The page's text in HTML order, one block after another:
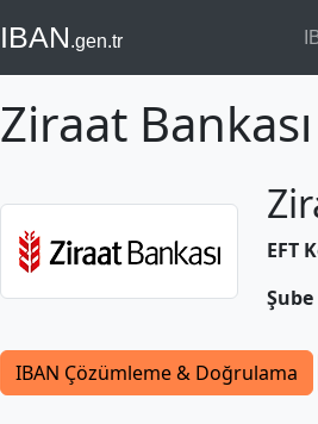
IBAN.gen.tr
Ziraat
EFT
IBAN Çözümleme & Doğrulama